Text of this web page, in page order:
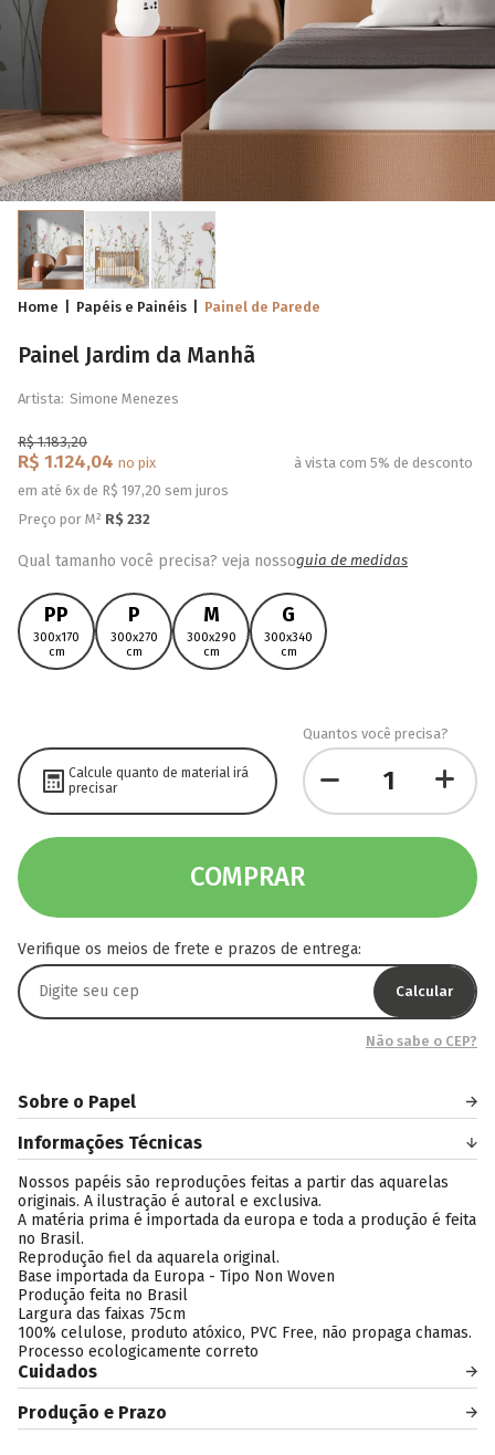
Home Papéis e Painéis Painel de Parede
Painel Jardim da Manhã
Artista: Simone Menezes
R$ 1.183,20
R$ 1.124,04 no pix
à vista com 5% de desconto
em até 6x de R$ 197,20 sem juros
Preço por M² R$ 232
Qual tamanho você precisa? veja nossoguia de medidas
PP
300x170
cm
P
300x270
cm
M
300x290
cm
G
300x340
cm
Calcule quanto de material irá
precisar
Quantos você precisa?
COMPRAR
Verifique os meios de frete e prazos de entrega:
Calcular
Não sabe o CEP?
Sobre o Papel
Informações Técnicas
Nossos papéis são reproduções feitas a partir das aquarelas
originais. A ilustração é autoral e exclusiva.
A matéria prima é importada da europa e toda a produção é feita
no Brasil.
Reprodução fiel da aquarela original.
Base importada da Europa - Tipo Non Woven
Produção feita no Brasil
Largura das faixas 75cm
100% celulose, produto atóxico, PVC Free, não propaga chamas.
Processo ecologicamente correto
Cuidados
Produção e Prazo